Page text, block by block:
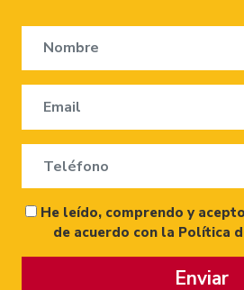
He leído, comprendo y
de acuerdo con la Política
Enviar